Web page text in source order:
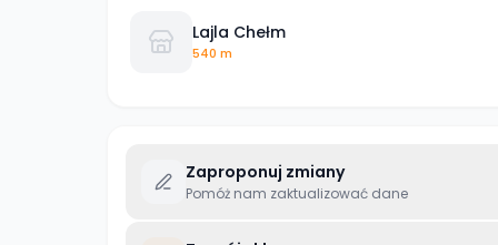
Lajla Chełm
540 m
Zaproponuj zmiany
Pomóż nam zaktualizować dane